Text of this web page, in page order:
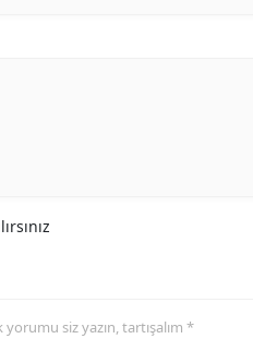
siz yazın, tartışalım *